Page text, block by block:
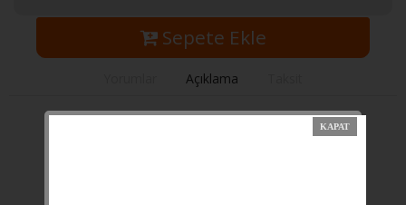
Sepete Ekle
Açıklama